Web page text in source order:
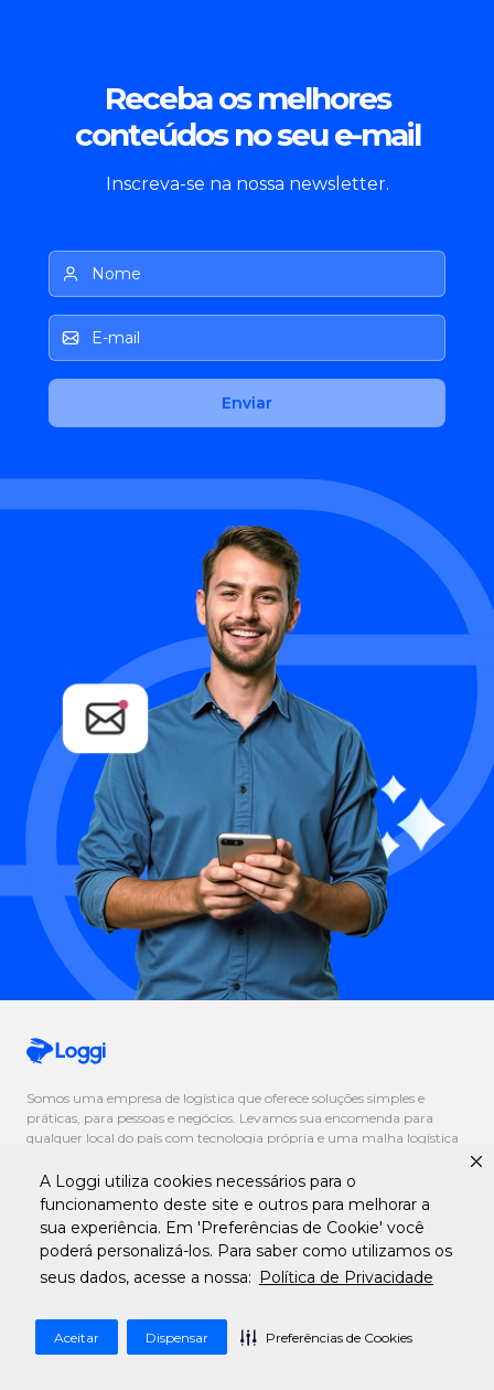
A Loggi utiliza cookies necessários para o
funcionamento deste site e outros para melhorar a
sua experiência. Em 'Preferências de Cookie' você
poderá personalizá-los. Para saber como utilizamos os
seus dados, acesse a nossa: Política de Privacidade
Aceitar Dispensar Preferências de Cookies
Receba os melhores
conteúdos no seu e-mail
Inscreva-se na nossa newsletter.
Nome
E-mail
Enviar
Somos uma empresa de logística que oferece soluções simples e
práticas, para pessoas e negócios. Levamos sua encomenda para
qualquer local do país com tecnologia própria e uma malha logística
Serviços
Entrega Nacional com Coleta